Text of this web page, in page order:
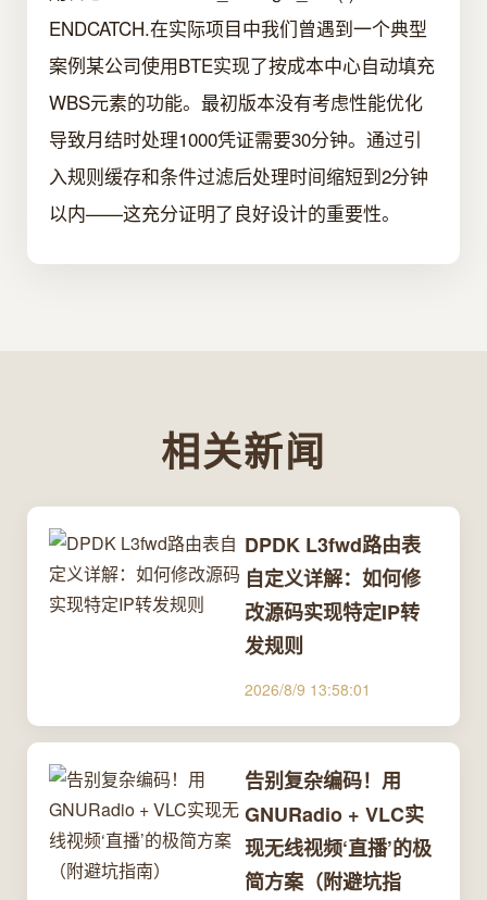
ENDCATCH.在实际项目中我们曾遇到一个典型
案例某公司使用BTE实现了按成本中心自动填充
WBS元素的功能。最初版本没有考虑性能优化
导致月结时处理1000凭证需要30分钟。通过引
入规则缓存和条件过滤后处理时间缩短到2分钟
以内——这充分证明了良好设计的重要性。
相关新闻
DPDK L3fwd路由表
自定义详解：如何修
改源码实现特定IP转
发规则
2026/8/9 13:58:01
告别复杂编码！用
GNURadio + VLC实
现无线视频‘直播’的极
简方案（附避坑指